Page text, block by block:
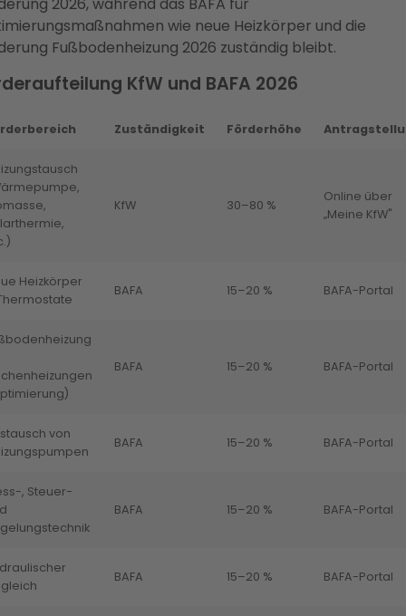
wie neue Heizkörper und die
Fußbodenheizung 2026 zuständig bleibt.
KfW und BAFA 2026
Zuständigkeit Förderhöhe
KfW 30–80 %
Online über
„Meine KfW"
Heizkörper
BAFA 15–20 % BAFA-Portal
BAFA 15–20 % BAFA-Portal
von
BAFA 15–20 % BAFA-Portal
, Steuer-
BAFA 15–20 % BAFA-Portal
BAFA 15–20 % BAFA-Portal